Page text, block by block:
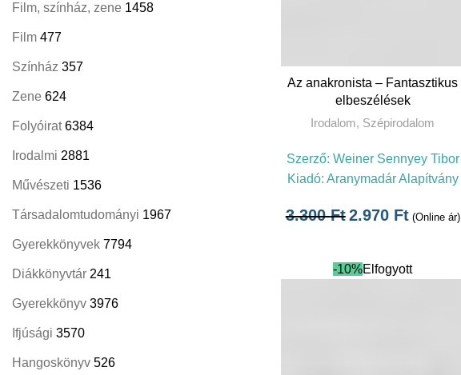
Film, színház, zene 1458
Film 477
Színház 357
Zene 624
Folyóirat 6384
Irodalmi 2881
Művészeti 1536
Társadalomtudományi 1967
Gyerekkönyvek 7794
Diákkönyvtár 241
Gyerekkönyv 3976
Ifjúsági 3570
Hangoskönyv 526
TOVÁBB
Az anakronista – Fantasztikus
elbeszélések
Irodalom, Szépirodalom
Szerző: Weiner Sennyey Tibor
Kiadó: Aranymadár Alapítvány
3.300Ft2.970 Ft (Online ár)
-10%Elfogyott